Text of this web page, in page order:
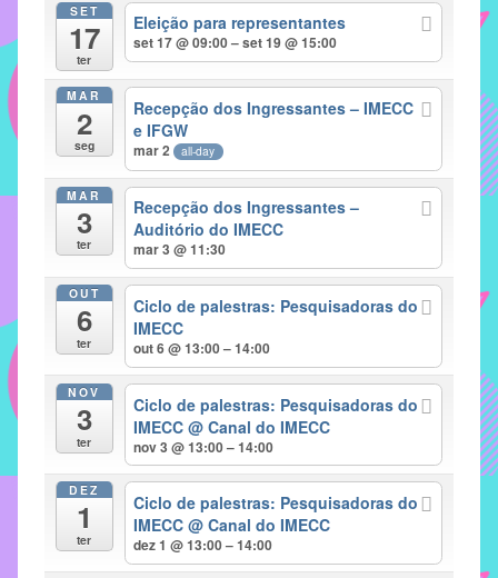
IMECC
tem
como
atribuição
implementar
mecanismos
proporcionem
fortalecimento
sociais
profissionais
alunos,
professores
SET
17
ter
Eleição para representantes
set 17 @ 09:00 – set 19 @ 15:00
MAR
2
seg
Recepção dos Ingressantes – IMECC
e IFGW
mar 2 all-day
MAR
3
ter
Recepção dos Ingressantes –
Auditório do IMECC
mar 3 @ 11:30
OUT
6
ter
Ciclo de palestras: Pesquisadoras do
IMECC
out 6 @ 13:00 – 14:00
NOV
3
ter
Ciclo de palestras: Pesquisadoras do
IMECC@ Canal do IMECC
nov 3 @ 13:00 – 14:00
DEZ
1
ter
Ciclo de palestras: Pesquisadoras do
IMECC@ Canal do IMECC
dez 1 @ 13:00 – 14:00